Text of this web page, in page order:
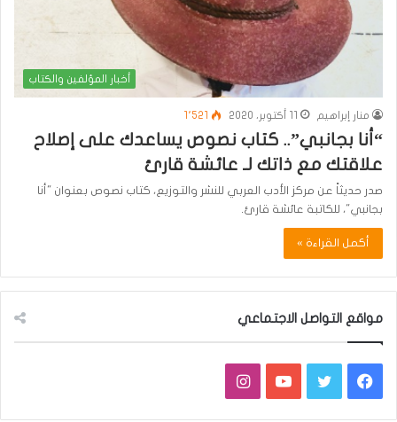
أخبار المؤلفين والكتاب
منار إبراهيم 11 أكتوبر، 2020 1٬521
“أنا بجانبي”.. كتاب نصوص يساعدك على إصلاح
علاقتك مع ذاتك لـ عائشة قارئ
صدر حديثاً عن مركز الأدب العربي للنشر والتوزيع، كتاب نصوص بعنوان "أنا
بجانبي"، للكاتبة عائشة قارئ.
أكمل القراءة »
مواقع التواصل الاجتماعي
فيسبوكتويتر يوتيوبانستقرام